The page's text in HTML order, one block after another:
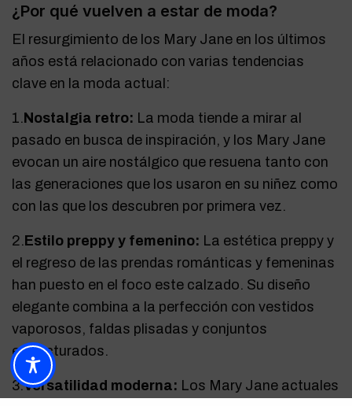
¿Por qué vuelven a estar de moda?
El resurgimiento de los Mary Jane en los últimos
años está relacionado con varias tendencias
clave en la moda actual:
1.Nostalgia retro: La moda tiende a mirar al
pasado en busca de inspiración, y los Mary Jane
evocan un aire nostálgico que resuena tanto con
las generaciones que los usaron en su niñez como
con las que los descubren por primera vez.
2.Estilo preppy y femenino: La estética preppy y
el regreso de las prendas románticas y femeninas
han puesto en el foco este calzado. Su diseño
elegante combina a la perfección con vestidos
vaporosos, faldas plisadas y conjuntos
estructurados.
3.Versatilidad moderna: Los Mary Jane actuales